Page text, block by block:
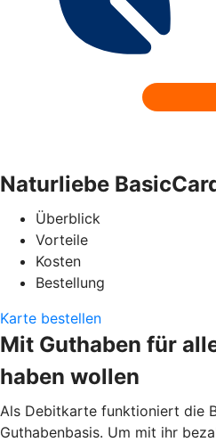
Naturliebe
Überblick
Vorteile
Kosten
Bestellung
Karte bestellen
Mit Guthaben für
haben wollen
Als Debitkarte funktioniert die
Guthabenbasis. Um mit ihr